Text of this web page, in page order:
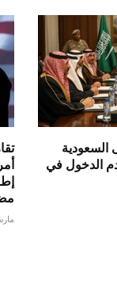
السعودية
الدخول في
مارس 3,